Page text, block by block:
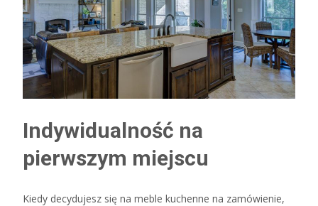
Indywidualność na
pierwszym miejscu
Kiedy decydujesz się na meble kuchenne na zamówienie,